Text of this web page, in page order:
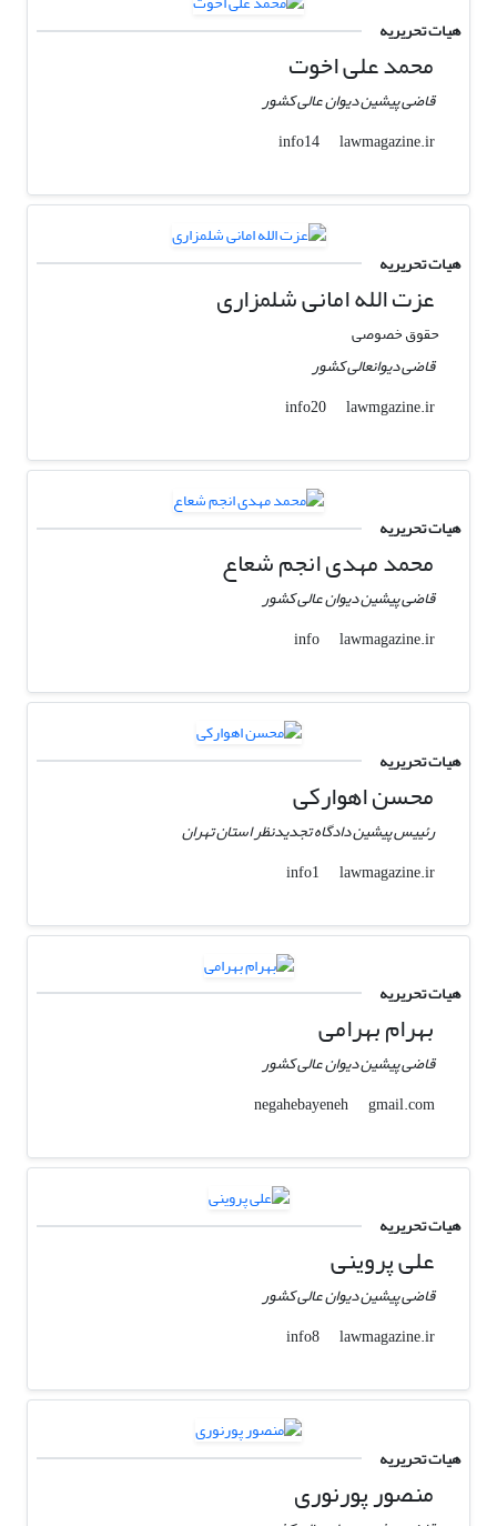
هیات تحریریه
محمد علی اخوت
قاضی پیشین دیوان عالی کشور
info14
lawmagazine.ir
هیات تحریریه
عزت الله امانی شلمزاری
حقوق خصوصی
قاضی دیوانعالی کشور
info20
lawmgazine.ir
هیات تحریریه
محمد مهدی انجم شعاع
قاضی پیشین دیوان عالی کشور
info
lawmagazine.ir
هیات تحریریه
محسن اهوارکی
رئییس پیشین دادگاه تجدیدنظر استان تهران
info1
lawmagazine.ir
هیات تحریریه
بهرام بهرامی
قاضی پیشین دیوان عالی کشور
negahebayeneh
gmail.com
هیات تحریریه
علی پروینی
قاضی پیشین دیوان عالی کشور
info8
lawmagazine.ir
هیات تحریریه
منصور پورنوری